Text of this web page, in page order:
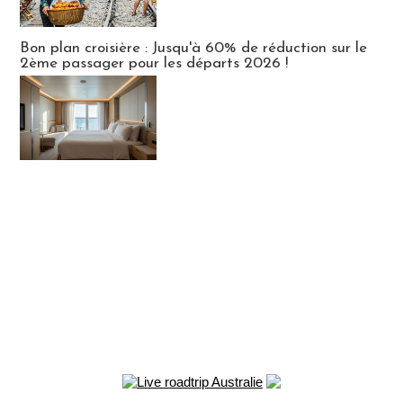
Bon plan croisière : Jusqu'à 60% de réduction sur le
2ème passager pour les départs 2026 !